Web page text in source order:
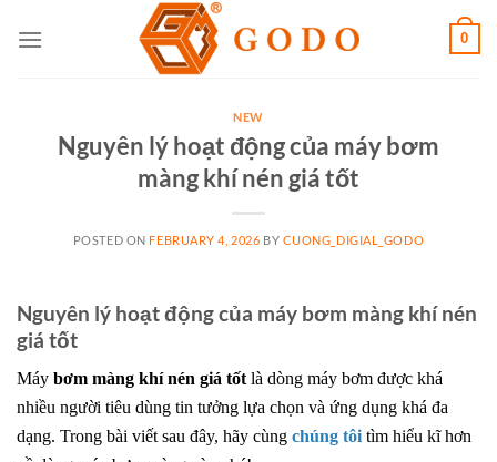
0
NEW
Nguyên lý hoạt động của máy bơm
màng khí nén giá tốt
POSTED ON FEBRUARY 4, 2026 BY CUONG_DIGIAL_GODO
Nguyên lý hoạt động của máy bơm màng khí nén
giá tốt
Máy bơm màng khí nén giá tốt là dòng máy bơm được khá
nhiều người tiêu dùng tin tưởng lựa chọn và ứng dụng khá đa
dạng. Trong bài viết sau đây, hãy cùng chúng tôi tìm hiểu kĩ hơn